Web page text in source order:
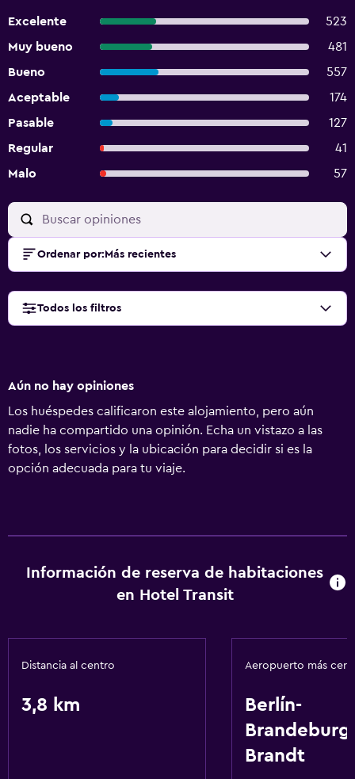
Excelente
523
Muy bueno
481
Bueno
557
Aceptable
174
Pasable
127
Regular
41
Malo
57
Ordenar por: Más recientes
Todos los filtros
Aún no hay opiniones
Los huéspedes calificaron este alojamiento, pero aún
nadie ha compartido una opinión. Echa un vistazo a las
fotos, los servicios y la ubicación para decidir si es la
opción adecuada para tu viaje.
Información de reserva de habitaciones
en Hotel Transit
Distancia al centro
3,8 km
Aeropuerto más
Berlín-
Brandt